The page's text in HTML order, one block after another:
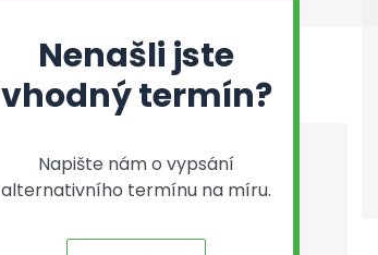
Nenašli jste
vhodný termín?
Napište nám o vypsání
alternativního termínu na míru.